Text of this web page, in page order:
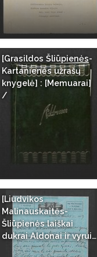
[Grasildos Šliūpienės-
Kartanienės užrašų
knygelė] : [Memuarai]
/
[Liudvikos
Malinauskaitės-
Šliūpienės laiškai
dukrai Aldonai ir vyrui…